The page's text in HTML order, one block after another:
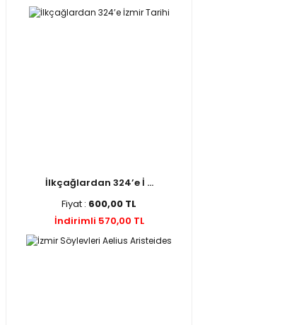
İlkçağlardan 324’e İ ...
Fiyat : 600,00 TL
İndirimli 570,00 TL